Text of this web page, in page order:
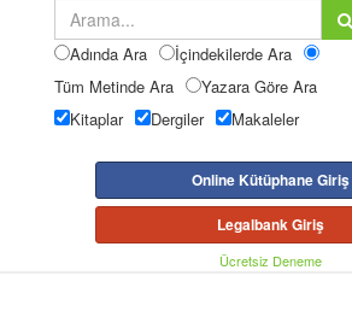
Adında Ara
İçindekilerde Ara
Tüm Metinde Ara
Yazara Göre Ara
Kitaplar
Dergiler Makaleler
Online Kütüphane Giriş
Legalbank Giriş
Ücretsiz Deneme